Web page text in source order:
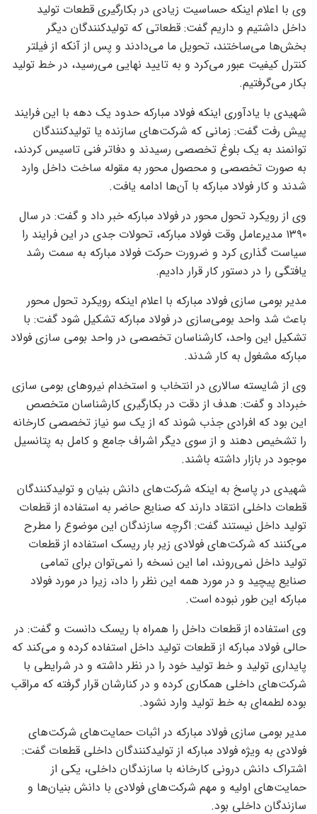
وی با اعلام اینکه حساسیت زیادی در بکارگیری قطعات تولید
داخل داشتیم و داریم گفت: قطعاتی که تولیدکنندگان دیگر
بخش‌ها می‌ساختند، تحویل ما می‌دادند و پس از آنکه از فیلتر
کنترل کیفیت عبور می‌کرد و به تایید نهایی می‌رسید، در خط تولید
بکار می‌گرفتیم.
شهیدی با یادآوری اینکه فولاد مبارکه حدود یک دهه با این فرایند
پیش رفت گفت: زمانی که شرکت‌های سازنده یا تولیدکنندگان
توانمند به یک بلوغ تخصصی رسیدند و دفاتر فنی تاسیس کردند،
به صورت تخصصی و محصول محور به مقوله ساخت داخل وارد
شدند و کار فولاد مبارکه با آن‌ها ادامه یافت.
وی از رویکرد تحول محور در فولاد مبارکه خبر داد و گفت: در سال
۱۳۹۰ مدیرعامل وقت فولاد مبارکه، تحولات جدی در این فرایند را
سیاست گذاری کرد و ضرورت حرکت فولاد مبارکه به سمت رشد
یافتگی را در دستور کار قرار دادیم.
مدیر بومی سازی فولاد مبارکه با اعلام اینکه رویکرد تحول محور
باعث شد واحد بومی‌سازی در فولاد مبارکه تشکیل شود گفت: با
تشکیل این واحد، کارشناسان تخصصی در واحد بومی سازی فولاد
مبارکه مشغول به کار شدند.
وی از شایسته سالاری در انتخاب و استخدام نیرو‌های بومی سازی
خبرداد و گفت: هدف از دقت در بکارگیری کارشناسان متخصص
این بود که افرادی جذب شوند که از یک سو نیاز تخصصی کارخانه
را تشخیص دهند و از سوی دیگر اشراف جامع و کامل به پتانسیل
موجود در بازار داشته باشند.
شهیدی در پاسخ به اینکه شرکت‌های دانش بنیان و تولیدکنندگان
قطعات داخلی انتقاد دارند که صنایع حاضر به استفاده از قطعات
تولید داخل نیستند گفت: اگرچه سازندگان این موضوع را مطرح
می‌کنند که شرکت‌های فولادی زیر بار ریسک استفاده از قطعات
تولید داخل نمی‌روند، اما این نسخه را نمی‌توان برای تمامی
صنایع پیچید و در مورد همه این نظر را داد، زیرا در مورد فولاد
مبارکه این طور نبوده است.
وی استفاده از قطعات داخل را همراه با ریسک دانست و گفت: در
حالی فولاد مبارکه از قطعات تولید داخل استفاده کرده و می‌کند که
پایداری تولید و خط تولید خود را در نظر داشته و در شرایطی با
شرکت‌های داخلی همکاری کرده و در کنارشان قرار گرفته که مراقب
بوده لطمه‌ای به خط تولید وارد نشود.
مدیر بومی سازی فولاد مبارکه در اثبات حمایت‌های شرکت‌های
فولادی به ویژه فولاد مبارکه از تولیدکنندگان داخلی قطعات گفت:
اشتراک دانش درونی کارخانه با سازندگان داخلی، یکی از
حمایت‌های اولیه و مهم شرکت‌های فولادی با دانش بنیان‌ها و
سازندگان داخلی بود.